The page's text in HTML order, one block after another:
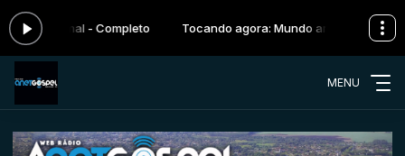
animal - Completo Tocando agora: Mundo animal - Completo
MENU